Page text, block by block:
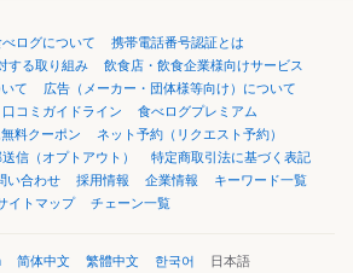
べログについて
携帯電話番号認証とは
する取り組み
飲食店・飲食企業様向けサービス
て
広告（メーカー・団体様等向け）について
口コミガイドライン
食べログプレミアム
料クーポン
ネット予約（リクエスト予約）
信（オプトアウト）
特定商取引法に基づく表記
い合わせ 採用情報 企業情報
キーワード一覧
イトマップ
チェーン一覧
简体中文 繁體中文 한국어 日本語